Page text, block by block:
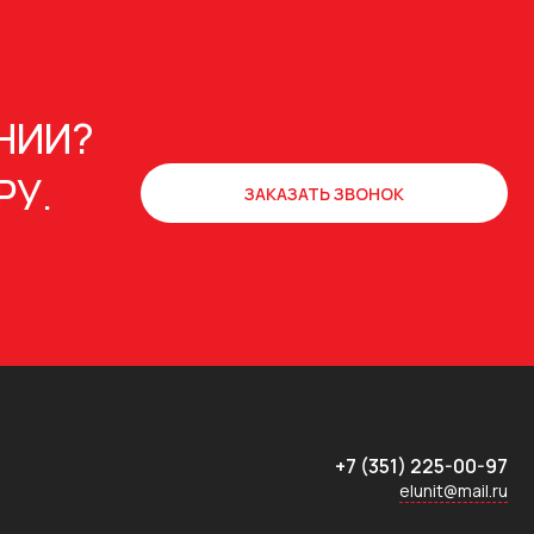
ЗАКАЗАТЬ ЗВОНОК
+7 (351) 225-00-97
elunit@mail.ru